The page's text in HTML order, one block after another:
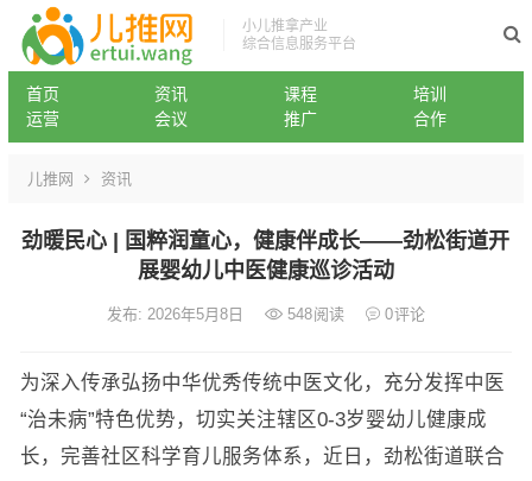
小儿推拿产业
综合信息服务平台
首页 资讯 课程
培训
运营
会议 推广 合作
儿推网 资讯
劲暖民心 | 国粹润童心，健康伴成长——劲松街道开
展婴幼儿中医健康巡诊活动
发布: 2026年5月8日 548阅读 0评论
为深入传承弘扬中华优秀传统中医文化，充分发挥中医
“治未病”特色优势，切实关注辖区0-3岁婴幼儿健康成
长，完善社区科学育儿服务体系，近日，劲松街道联合